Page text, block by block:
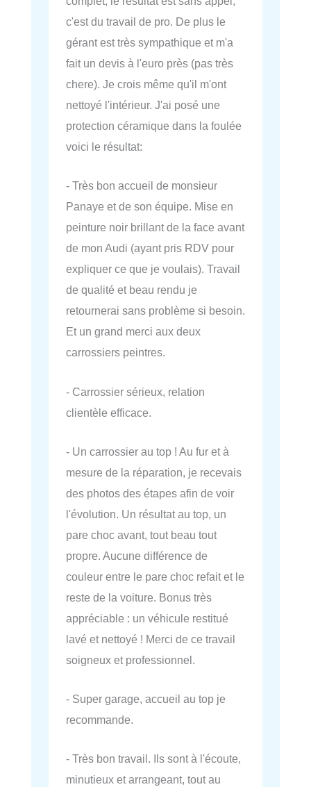
c'est du travail de pro. De plus le
gérant est très sympathique et m'a
fait un devis à l'euro près (pas très
chere). Je crois même qu'il m'ont
nettoyé l'intérieur. J'ai posé une
protection céramique dans la foulée
voici le résultat:
- Très bon accueil de monsieur
Panaye et de son équipe. Mise en
peinture noir brillant de la face avant
de mon Audi (ayant pris RDV pour
expliquer ce que je voulais). Travail
de qualité et beau rendu je
retournerai sans problème si besoin.
Et un grand merci aux deux
carrossiers peintres.
- Carrossier sérieux, relation
clientèle efficace.
- Un carrossier au top ! Au fur et à
mesure de la réparation, je recevais
des photos des étapes afin de voir
l'évolution. Un résultat au top, un
pare choc avant, tout beau tout
propre. Aucune différence de
couleur entre le pare choc refait et le
reste de la voiture. Bonus très
appréciable : un véhicule restitué
lavé et nettoyé ! Merci de ce travail
soigneux et professionnel.
- Super garage, accueil au top je
recommande.
- Très bon travail. Ils sont à l'écoute,
minutieux et arrangeant, tout au